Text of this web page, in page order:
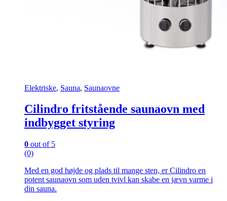
Elektriske, Sauna, Saunaovne
Cilindro fritstående saunaovn med
indbygget styring
0 out of 5
(0)
Med en god højde og plads til mange sten, er Cilindro en
potent saunaovn som uden tvivl kan skabe en jævn varme i
din sauna.